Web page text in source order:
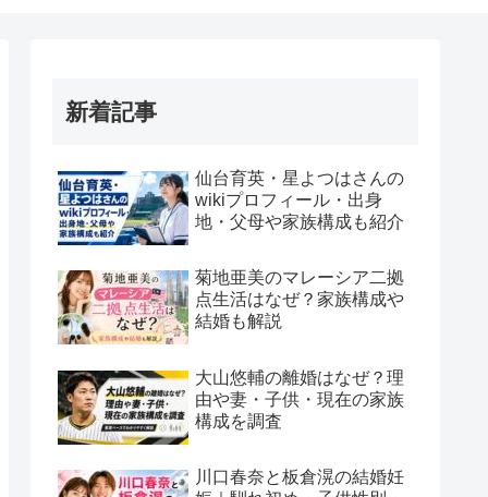
新着記事
仙台育英・星よつはさんの
wikiプロフィール・出身
地・父母や家族構成も紹介
菊地亜美のマレーシア二拠
点生活はなぜ？家族構成や
結婚も解説
大山悠輔の離婚はなぜ？理
由や妻・子供・現在の家族
構成を調査
川口春奈と板倉滉の結婚妊